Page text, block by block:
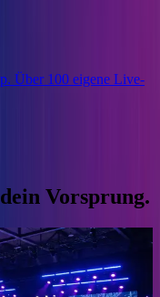
Über 100 eigene Live-
Vorsprung.